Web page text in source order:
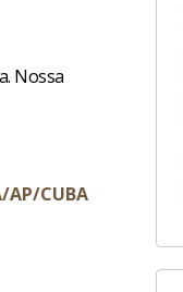
Nossa
CUBA